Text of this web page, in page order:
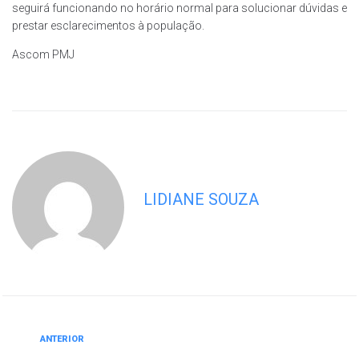
seguirá funcionando no horário normal para solucionar dúvidas e
prestar esclarecimentos à população.
Ascom PMJ
LIDIANE SOUZA
ANTERIOR